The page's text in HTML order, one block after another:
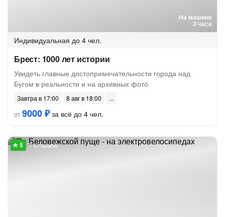
На машине
3 часа
Индивидуальная до 4 чел.
Брест: 1000 лет истории
Увидеть главные достопримечательности города над
Бугом в реальности и на архивных фото
Завтра в 17:00
8 авг в 18:00
от9000 ₽за всё до 4 чел.
7 отзывов